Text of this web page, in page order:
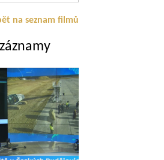
na seznam filmů